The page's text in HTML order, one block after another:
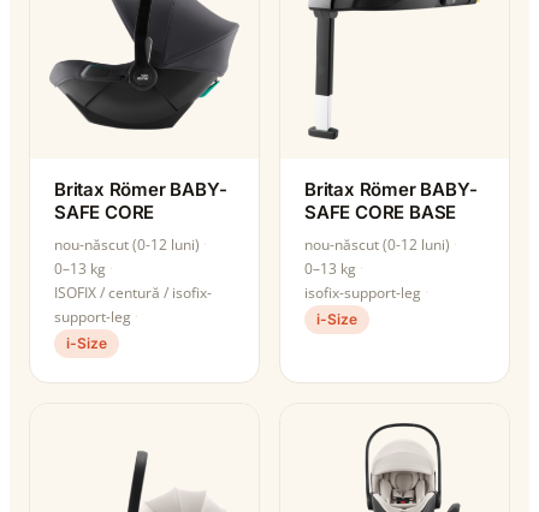
Britax Römer BABY-
SAFE CORE
nou-născut (0-12 luni)
0–13 kg
ISOFIX / centură / isofix-
support-leg
i-Size
Britax Römer BABY-
SAFE CORE BASE
nou-născut (0-12 luni)
0–13 kg
isofix-support-leg
i-Size